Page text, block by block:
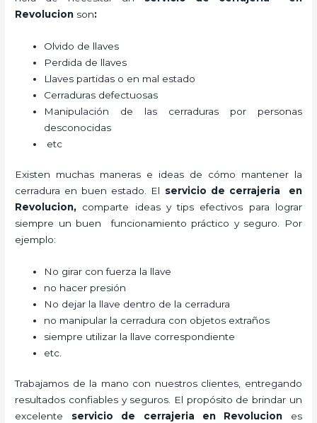
Revolucion son:
Olvido de llaves
Perdida de llaves
Llaves partidas o en mal estado
Cerraduras defectuosas
Manipulación de las cerraduras por personas
desconocidas
etc
Existen muchas maneras e ideas de cómo mantener la
cerradura en buen estado. El servicio de cerrajeria en
Revolucion, comparte ideas y tips efectivos para lograr
siempre un buen funcionamiento práctico y seguro. Por
ejemplo:
No girar con fuerza la llave
no hacer presión
No dejar la llave dentro de la cerradura
no manipular la cerradura con objetos extraños
siempre utilizar la llave correspondiente
etc.
Trabajamos de la mano con nuestros clientes, entregando
resultados confiables y seguros. El propósito de brindar un
excelente servicio de cerrajeria en Revolucion es